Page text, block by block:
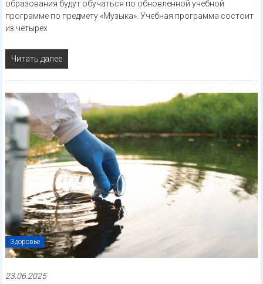
образования будут обучаться по обновленной учебной
программе по предмету «Музыка». Учебная программа состоит
из четырех
Читать далее
Здоровье
23.06.2025